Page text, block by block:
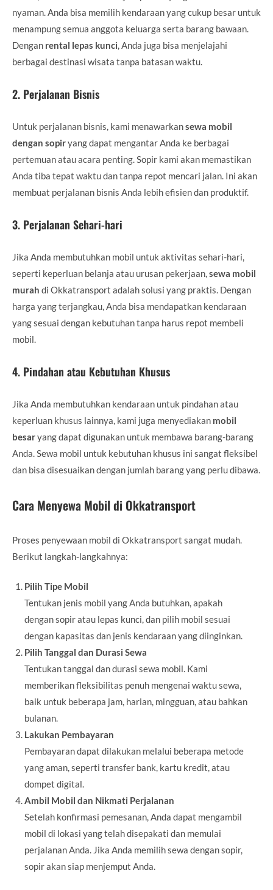
nyaman. Anda bisa memilih kendaraan yang cukup besar untuk
menampung semua anggota keluarga serta barang bawaan.
Dengan rental lepas kunci , Anda juga bisa menjelajahi
berbagai destinasi wisata tanpa batasan waktu.
2. Perjalanan Bisnis
Untuk perjalanan bisnis, kami menawarkansewa mobil
dengan sopiryang dapat mengantar Anda ke berbagai
pertemuan atau acara penting. Sopir kami akan memastikan
Anda tiba tepat waktu dan tanpa repot mencari jalan. Ini akan
membuat perjalanan bisnis Anda lebih efisien dan produktif.
3. Perjalanan Sehari-hari
Jika Anda membutuhkan mobil untuk aktivitas sehari-hari,
seperti keperluan belanja atau urusan pekerjaan, sewa mobil
murah di Okkatransport adalah solusi yang praktis. Dengan
harga yang terjangkau, Anda bisa mendapatkan kendaraan
yang sesuai dengan kebutuhan tanpa harus repot membeli
mobil.
4. Pindahan atau Kebutuhan Khusus
Jika Anda membutuhkan kendaraan untuk pindahan atau
keperluan khusus lainnya, kami juga menyediakan mobil
besaryang dapat digunakan untuk membawa barang-barang
Anda. Sewa mobil untuk kebutuhan khusus ini sangat fleksibel
dan bisa disesuaikan dengan jumlah barang yang perlu dibawa.
Cara Menyewa Mobil di Okkatransport
Proses penyewaan mobil di Okkatransport sangat mudah.
Berikut langkah-langkahnya:
Pilih Tipe Mobil
Tentukan jenis mobil yang Anda butuhkan, apakah
dengan sopir atau lepas kunci, dan pilih mobil sesuai
dengan kapasitas dan jenis kendaraan yang diinginkan.
Pilih Tanggal dan Durasi Sewa
Tentukan tanggal dan durasi sewa mobil. Kami
memberikan fleksibilitas penuh mengenai waktu sewa,
baik untuk beberapa jam, harian, mingguan, atau bahkan
bulanan.
Lakukan Pembayaran
Pembayaran dapat dilakukan melalui beberapa metode
yang aman, seperti transfer bank, kartu kredit, atau
dompet digital.
Ambil Mobil dan Nikmati Perjalanan
Setelah konfirmasi pemesanan, Anda dapat mengambil
mobil di lokasi yang telah disepakati dan memulai
perjalanan Anda. Jika Anda memilih sewa dengan sopir,
sopir akan siap menjemput Anda.